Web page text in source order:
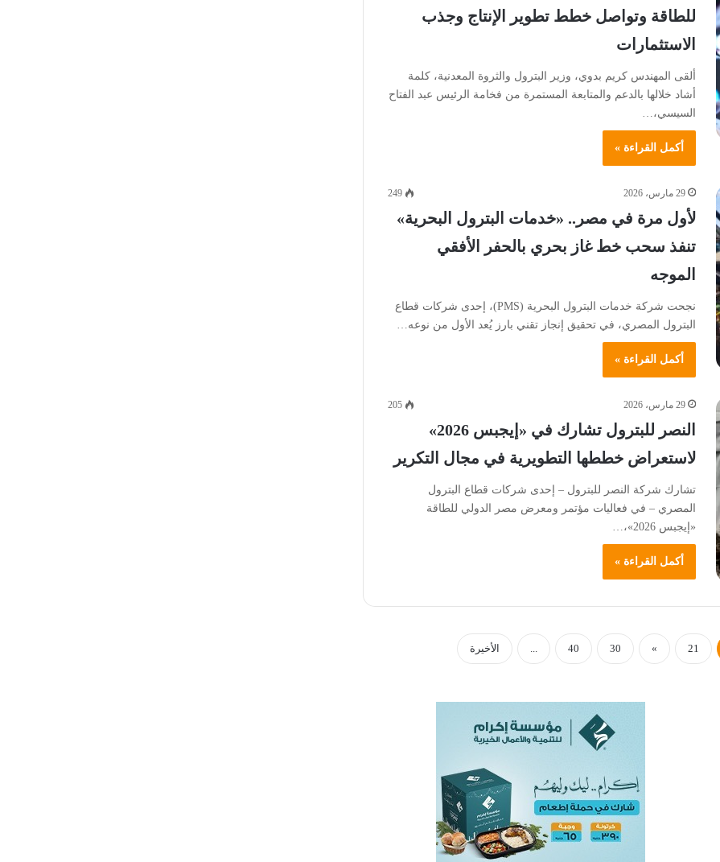
للطاقة وتواصل خطط تطوير الإنتاج وجذب
الاستثمارات
ألقى المهندس كريم بدوي، وزير البترول والثروة المعدنية، كلمة
أشاد خلالها بالدعم والمتابعة المستمرة من فخامة الرئيس عبد الفتاح
السيسي،…
أكمل القراءة »
29 مارس، 2026 249
لأول مرة في مصر.. «خدمات البترول البحرية»
تنفذ سحب خط غاز بحري بالحفر الأفقي
الموجه
نجحت شركة خدمات البترول البحرية (PMS)، إحدى شركات قطاع
البترول المصري، في تحقيق إنجاز تقني بارز يُعد الأول من نوعه…
أكمل القراءة »
29 مارس، 2026 205
النصر للبترول تشارك في «إيجبس 2026»
لاستعراض خططها التطويرية في مجال التكرير
تشارك شركة النصر للبترول – إحدى شركات قطاع البترول
المصري – في فعاليات مؤتمر ومعرض مصر الدولي للطاقة
«إيجبس 2026»،…
أكمل القراءة »
21
»
30
40 الأخيرة